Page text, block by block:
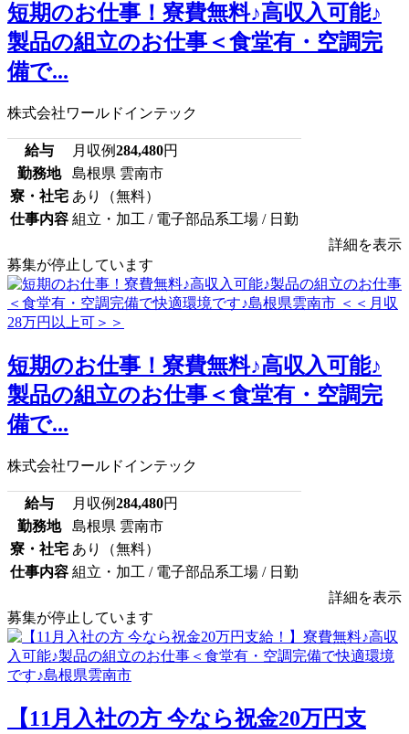
短期のお仕事！寮費無料♪高収入可能♪
製品の組立のお仕事＜食堂有・空調完
備で...
株式会社ワールドインテック
給与 月収例284,480円
勤務地
島根県 雲南市
寮・社宅 あり（無料）
仕事内容 組立・加工 / 電子部品系工場 / 日勤
詳細を表示
募集が停止しています
短期のお仕事！寮費無料♪高収入可能♪
製品の組立のお仕事＜食堂有・空調完
備で...
株式会社ワールドインテック
給与 月収例284,480円
勤務地
島根県 雲南市
寮・社宅 あり（無料）
仕事内容 組立・加工 / 電子部品系工場 / 日勤
詳細を表示
募集が停止しています
【11月入社の方 今なら祝金20万円支